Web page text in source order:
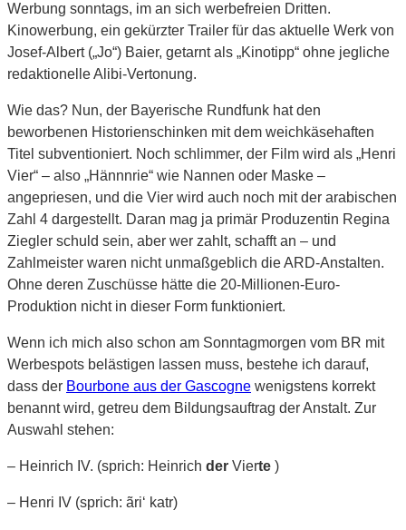
Werbung sonntags, im an sich werbefreien Dritten.
Kinowerbung, ein gekürzter Trailer für das aktuelle Werk von
Josef-Albert („Jo“) Baier, getarnt als „Kinotipp“ ohne jegliche
redaktionelle Alibi-Vertonung.
Wie das? Nun, der Bayerische Rundfunk hat den
beworbenen Historienschinken mit dem weichkäsehaften
Titel subventioniert. Noch schlimmer, der Film wird als „Henri
Vier“ – also „Hännnrie“ wie Nannen oder Maske –
angepriesen, und die Vier wird auch noch mit der arabischen
Zahl 4 dargestellt. Daran mag ja primär Produzentin Regina
Ziegler schuld sein, aber wer zahlt, schafft an – und
Zahlmeister waren nicht unmaßgeblich die ARD-Anstalten.
Ohne deren Zuschüsse hätte die 20-Millionen-Euro-
Produktion nicht in dieser Form funktioniert.
Wenn ich mich also schon am Sonntagmorgen vom BR mit
Werbespots belästigen lassen muss, bestehe ich darauf,
dass der Bourbone aus der Gascogne wenigstens korrekt
benannt wird, getreu dem Bildungsauftrag der Anstalt. Zur
Auswahl stehen:
– Heinrich IV. (sprich: Heinrich der Vierte )
– Henri IV (sprich: ãri‘ katr)